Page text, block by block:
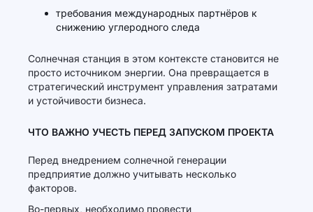
требования международных партнёров к
снижению углеродного следа
Солнечная станция в этом контексте становится не
просто источником энергии. Она превращается в
стратегический инструмент управления затратами
и устойчивости бизнеса.
ЧТО ВАЖНО УЧЕСТЬ ПЕРЕД ЗАПУСКОМ ПРОЕКТА
Перед внедрением солнечной генерации
предприятие должно учитывать несколько
факторов.
Во-первых, необходимо провести